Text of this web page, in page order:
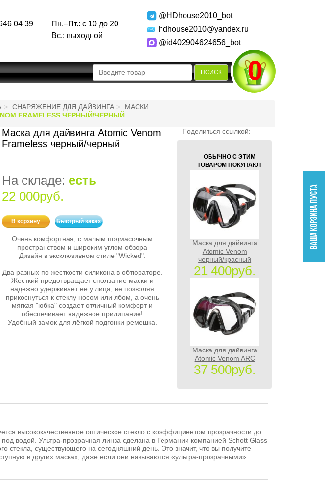
04 39
Пн.–Пт.: с 10 до 20
Вс.: выходной
@HDhouse2010_bot
hdhouse2010@yandex.ru
@id402904624656_bot
ПОИСК 0
СНАРЯЖЕНИЕ ДЛЯ ДАЙВИНГА
МАСКИ
FRAMELESS ЧЕРНЫЙ/ЧЕРНЫЙ
Маска для дайвинга Atomic Venom
Frameless черный/черный
На складе: есть
22 000руб.
В корзину Быстрый заказ
Очень комфортная, с малым подмасочным
пространством и широким углом обзора
Дизайн в эксклюзивном стиле "Wicked".
Два разных по жесткости силикона в обтюраторе.
Жесткий предотвращает сползание маски и
надежно удерживает ее у лица, не позволяя
прикоснуться к стеклу носом или лбом, а очень
мягкая "юбка" создает отличный комфорт и
обеспечивает надежное прилипание!
Удобный замок для лёгкой подгонки ремешка.
Поделиться ссылкой:
ОБЫЧНО С ЭТИМ
ТОВАРОМ ПОКУПАЮТ
Маска для дайвинга
Atomic Venom
черный/красный
21 400руб.
Маска для дайвинга
Atomic Venom ARC
37 500руб.
высококачественное оптическое стекло с коэффициентом прозрачности до
водой. Ультра-прозрачная линза сделана в Германии компанией Schott Glass
стекла, существующего на сегодняшний день. Это значит, что вы получите
в других масках, даже если они называются «ультра-прозрачными».